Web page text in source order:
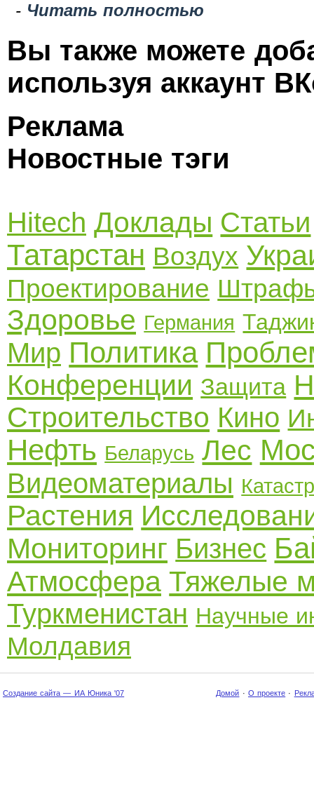
- Читать полностью
Вы также можете
используя аккаунт
Реклама
Новостные тэги
Hitech Доклады Статьи
Татарстан Воздух
Проектирование
Здоровье Германия
Мир Политика
Конференции Защита
Строительство Кино
Нефть Беларусь Лес
Видеоматериалы
Растения
Мониторинг Бизнес
Атмосфера Тяжелые
Туркменистан Научные
Молдавия
Создание сайта — ИА Юника '07 Домой · О проекте ·